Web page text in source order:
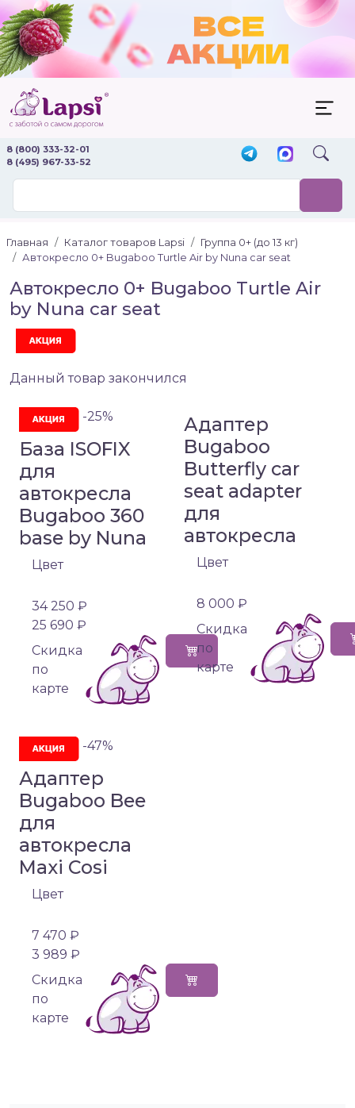
8 (800) 333-32-01
8 (495) 967-33-52
Главная Каталог товаров Lapsi
Группа 0+ (до 13 кг)
Автокресло 0+ Bugaboo Turtle Air by Nuna car seat
Автокресло 0+ Bugaboo Turtle Air
by Nuna car seat
Данный товар закончился
-25%
База ISOFIX
для
автокресла
Bugaboo 360
base by Nuna
Цвет
34 250 ₽
25 690 ₽
Cкидка
по
карте
Адаптер
Bugaboo
Butterfly car
seat adapter
для
автокресла
Цвет
8 000 ₽
Cкидка
по
карте
-47%
Адаптер
Bugaboo Bee
для
автокресла
Maxi Cosi
Цвет
7 470 ₽
3 989 ₽
Cкидка
по
карте